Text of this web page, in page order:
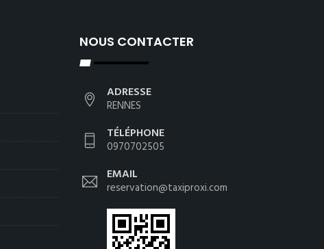
NOUS CONTACTER
ADRESSE
RENNES
TÉLÉPHONE
0970702505
EMAIL
reservation@taxiproxi.com